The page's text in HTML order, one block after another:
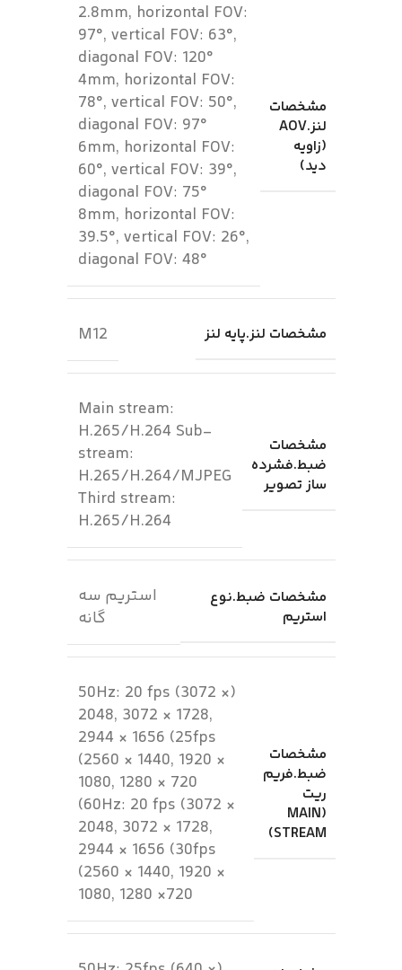
مشخصات
لنز.AOV
(زاویه
دید)
2.8mm, horizontal FOV:
97°, vertical FOV: 63°,
diagonal FOV: 120°
4mm, horizontal FOV:
78°, vertical FOV: 50°,
diagonal FOV: 97°
6mm, horizontal FOV:
60°, vertical FOV: 39°,
diagonal FOV: 75°
8mm, horizontal FOV:
39.5°, vertical FOV: 26°,
diagonal FOV: 48°
مشخصات لنز.پایه لنز M12
مشخصات
ضبط.فشرده
ساز تصویر
Main stream:
H.265/H.264 Sub-
stream:
H.265/H.264/MJPEG
Third stream:
H.265/H.264
مشخصات ضبط.نوع
استریم
استریم سه
گانه
مشخصات
ضبط.فریم
ریت
(MAIN
STREAM)
(50Hz: 20 fps (3072 ×
2048, 3072 × 1728,
2944 × 1656 (25fps
(2560 × 1440, 1920 ×
1080, 1280 × 720
(60Hz: 20 fps (3072 ×
2048, 3072 × 1728,
2944 × 1656 (30fps
(2560 × 1440, 1920 ×
1080, 1280 ×720